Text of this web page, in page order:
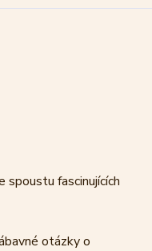
fascinujících
otázky o